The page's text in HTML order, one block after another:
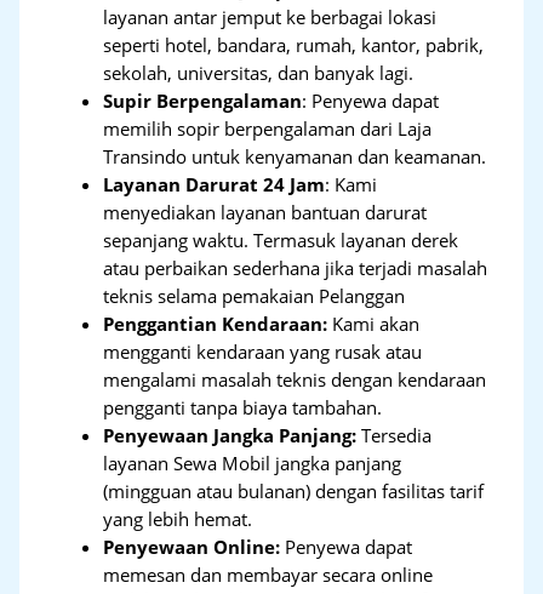
layanan antar jemput ke berbagai lokasi
seperti hotel, bandara, rumah, kantor, pabrik,
sekolah, universitas, dan banyak lagi.
Supir Berpengalaman: Penyewa dapat
memilih sopir berpengalaman dari Laja
Transindo untuk kenyamanan dan keamanan.
Layanan Darurat 24 Jam: Kami
menyediakan layanan bantuan darurat
sepanjang waktu. Termasuk layanan derek
atau perbaikan sederhana jika terjadi masalah
teknis selama pemakaian Pelanggan
Penggantian Kendaraan: Kami akan
mengganti kendaraan yang rusak atau
mengalami masalah teknis dengan kendaraan
pengganti tanpa biaya tambahan.
Penyewaan Jangka Panjang: Tersedia
layanan Sewa Mobil jangka panjang
(mingguan atau bulanan) dengan fasilitas tarif
yang lebih hemat.
Penyewaan Online: Penyewa dapat
memesan dan membayar secara online